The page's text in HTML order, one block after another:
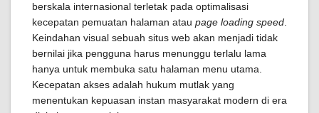
berskala internasional terletak pada optimalisasi
kecepatan pemuatan halaman atau page loading speed
Keindahan visual sebuah situs web akan menjadi tidak
bernilai jika pengguna harus menunggu terlalu lama
hanya untuk membuka satu halaman menu utama.
Kecepatan akses adalah hukum mutlak yang
menentukan kepuasan instan masyarakat modern di era